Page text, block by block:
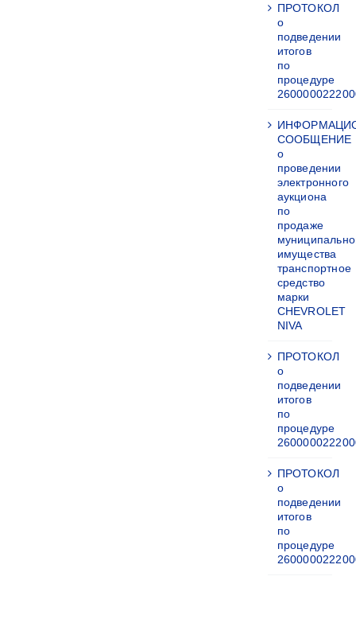
ПРОТОКОЛ
о
подведении
итогов
по
процедуре
СООБЩЕНИЕ
о
проведении
электронного
аукциона
по
продаже
имущества
транспортное
средство
марки
CHEVROLET
NIVA
ПРОТОКОЛ
о
подведении
итогов
по
процедуре
ПРОТОКОЛ
о
подведении
итогов
по
процедуре